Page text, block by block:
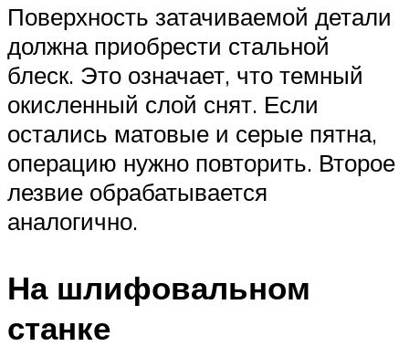
Поверхность затачиваемой детали
должна приобрести стальной
блеск. Это означает, что темный
окисленный слой снят. Если
остались матовые и серые пятна,
операцию нужно повторить. Второе
лезвие обрабатывается
аналогично.
На шлифовальном
станке